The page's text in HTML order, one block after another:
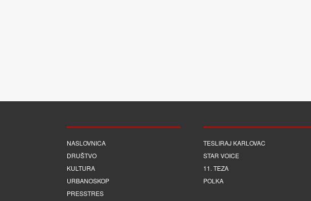
NASLOVNICA
DRUŠTVO
KULTURA
URBANOSKOP
PRESSTRES
TESLIRAJ KARLOVAC
STAR VOICE
11. TEZA
POLKA